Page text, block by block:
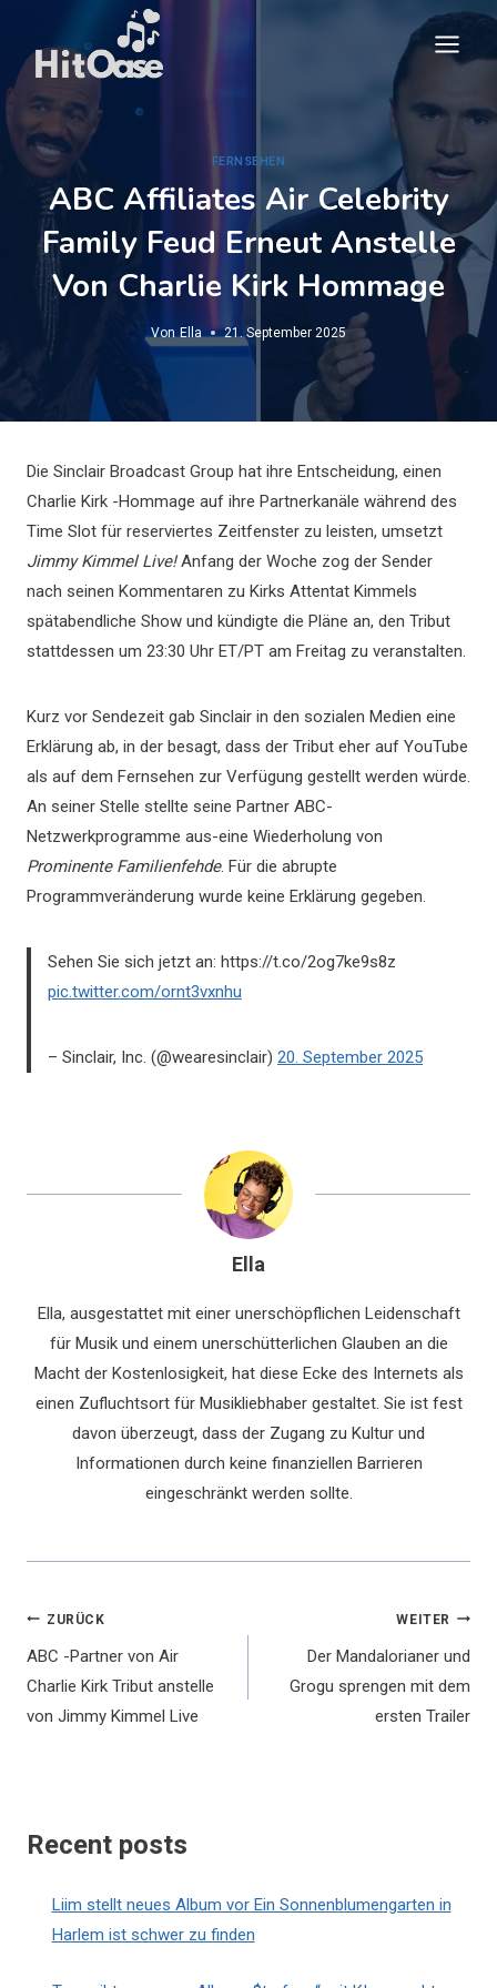
springen
FERNSEHEN
ABC Affiliates Air Celebrity
Family Feud Erneut Anstelle
Von Charlie Kirk Hommage
Von Ella 21. September 2025
Die Sinclair Broadcast Group hat ihre Entscheidung, einen
Charlie Kirk -Hommage auf ihre Partnerkanäle während des
Time Slot für reserviertes Zeitfenster zu leisten, umsetzt
Jimmy Kimmel Live!Anfang der Woche zog der Sender
nach seinen Kommentaren zu Kirks Attentat Kimmels
spätabendliche Show und kündigte die Pläne an, den Tribut
stattdessen um 23:30 Uhr ET/PT am Freitag zu veranstalten.
Kurz vor Sendezeit gab Sinclair in den sozialen Medien eine
Erklärung ab, in der besagt, dass der Tribut eher auf YouTube
als auf dem Fernsehen zur Verfügung gestellt werden würde.
An seiner Stelle stellte seine Partner ABC-
Netzwerkprogramme aus-eine Wiederholung von
Prominente Familienfehde. Für die abrupte
Programmveränderung wurde keine Erklärung gegeben.
Sehen Sie sich jetzt an: https://t.co/2og7ke9s8z
pic.twitter.com/ornt3vxnhu
– Sinclair, Inc. (@wearesinclair) 20. September 2025
Ella
Ella, ausgestattet mit einer unerschöpflichen Leidenschaft
für Musik und einem unerschütterlichen Glauben an die
Macht der Kostenlosigkeit, hat diese Ecke des Internets als
einen Zufluchtsort für Musikliebhaber gestaltet. Sie ist fest
davon überzeugt, dass der Zugang zu Kultur und
Informationen durch keine finanziellen Barrieren
eingeschränkt werden sollte.
Beitragsnavigation
ZURÜCK
ABC -Partner von Air
Charlie Kirk Tribut anstelle
von Jimmy Kimmel Live
WEITER
Der Mandalorianer und
Grogu sprengen mit dem
ersten Trailer
Recent posts
Liim stellt neues Album vor Ein Sonnenblumengarten in
Harlem ist schwer zu finden